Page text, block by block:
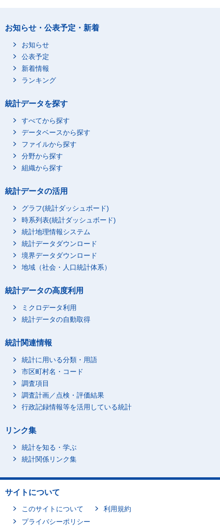
お知らせ・公表予定・新着
お知らせ
公表予定
新着情報
ランキング
統計データを探す
すべてから探す
データベースから探す
ファイルから探す
分野から探す
組織から探す
統計データの活用
グラフ(統計ダッシュボード)
時系列表(統計ダッシュボード)
統計地理情報システム
統計データダウンロード
境界データダウンロード
地域（社会・人口統計体系）
統計データの高度利用
ミクロデータ利用
統計データの自動取得
統計関連情報
統計に用いる分類・用語
市区町村名・コード
調査項目
調査計画／点検・評価結果
行政記録情報等を活用している統計
リンク集
統計を知る・学ぶ
統計関係リンク集
サイトについて
このサイトについて
利用規約
プライバシーポリシー